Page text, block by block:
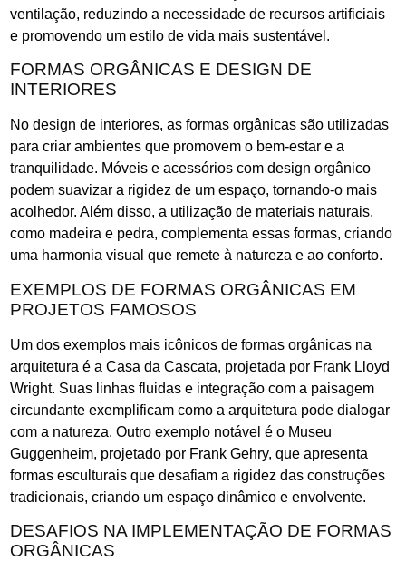
ventilação, reduzindo a necessidade de recursos artificiais
e promovendo um estilo de vida mais sustentável.
FORMAS ORGÂNICAS E DESIGN DE
INTERIORES
No design de interiores, as formas orgânicas são utilizadas
para criar ambientes que promovem o bem-estar e a
tranquilidade. Móveis e acessórios com design orgânico
podem suavizar a rigidez de um espaço, tornando-o mais
acolhedor. Além disso, a utilização de materiais naturais,
como madeira e pedra, complementa essas formas, criando
uma harmonia visual que remete à natureza e ao conforto.
EXEMPLOS DE FORMAS ORGÂNICAS EM
PROJETOS FAMOSOS
Um dos exemplos mais icônicos de formas orgânicas na
arquitetura é a Casa da Cascata, projetada por Frank Lloyd
Wright. Suas linhas fluidas e integração com a paisagem
circundante exemplificam como a arquitetura pode dialogar
com a natureza. Outro exemplo notável é o Museu
Guggenheim, projetado por Frank Gehry, que apresenta
formas esculturais que desafiam a rigidez das construções
tradicionais, criando um espaço dinâmico e envolvente.
DESAFIOS NA IMPLEMENTAÇÃO DE FORMAS
ORGÂNICAS